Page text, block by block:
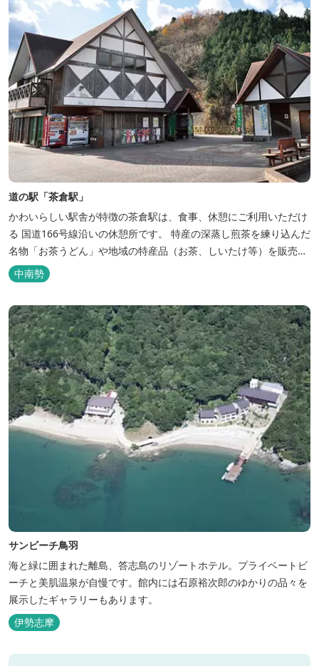
道の駅「茶倉駅」
かわいらしい駅舎が特徴の茶倉駅は、食事、休憩にご利用いただけ
る 国道166号線沿いの休憩所です。 特産の深蒸し煎茶を練り込んだ
名物「お茶うどん」や地域の特産品（お茶、しいたけ等）を販売。
吊り橋をわたれば宿泊施設のエバーグレイズ香肌峡まですぐ。 【イ
チオシ名物】 ・味噌カツ丼…地元産の甘味噌を使ったボリュームた
中南勢
サンビーチ鳥羽
海と緑に囲まれた離島、答志島のリゾートホテル。プライベートビ
ーチと美肌温泉が自慢です。館内には石原裕次郎のゆかりの品々を
展示したギャラリーもあります。
伊勢志摩